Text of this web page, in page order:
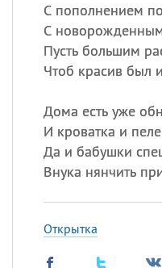
С пополнением
С
Пусть большим
Чтоб красив был
Дома есть уже
И кроватка и
Да и бабушки
Внука нянчить
Открытка